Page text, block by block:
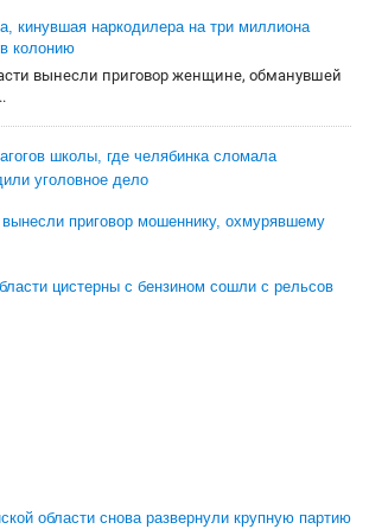
кинувшая наркодилера на три миллиона
колонию
вынесли приговор женщине, обманувшей
школы, где челябинка сломала
уголовное дело
вынесли приговор мошеннику, охмурявшему
цистерны с бензином сошли с рельсов
области снова развернули крупную партию